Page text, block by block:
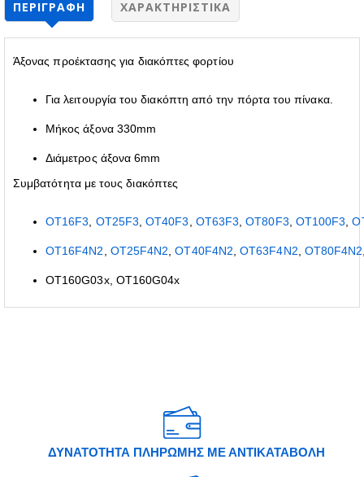
ΠΕΡΙΓΡΑΦΉ ΧΑΡΑΚΤΗΡΙΣΤΙΚΆ
Άξονας προέκτασης για διακόπτες φορτίου
Για λειτουργία του διακόπτη από την πόρτα του πίνακα.
Μήκος άξονα 330mm
Διάμετρος άξονα 6mm
Συμβατότητα με τους διακόπτες
ΟT16F3 ΟT25F3 ,ΟT40F3 ΟT63F3 ,ΟT80F3 ΟT100F3 ,
ΟT16F4N2 ΟT25F4N2 ,ΟT40F4N2 ,ΟT63F4N2 ΟT80F4N2
ΟΤ160G03x, ΟΤ160G04x
ΔΥΝΑΤΟΤΗΤΑ ΠΛΗΡΩΜΗΣ ΜΕ ΑΝΤΙΚΑΤΑΒΟΛΗ